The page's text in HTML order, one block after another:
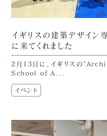
イギリスの建築デザイン
に来てくれました
2月13日に、イギリスの
School of A...
イベント